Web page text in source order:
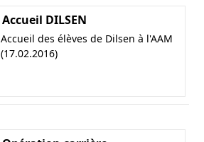
Accueil DILSEN
Accueil des élèves de Dilsen à l'AAM
(17.02.2016)